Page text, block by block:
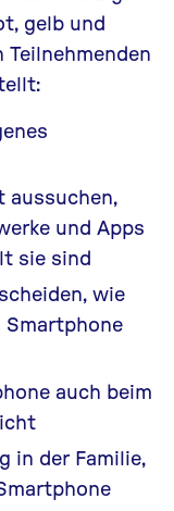
gelb und
aussuchen,
und Apps
sie sind
wie
Smartphone
auch beim
in der Familie,